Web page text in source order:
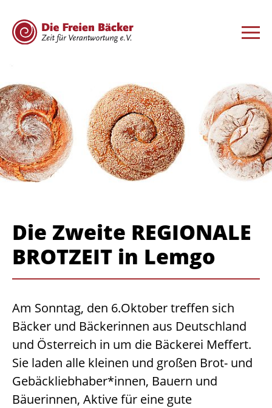
Die Zweite REGIONALE
BROTZEIT in Lemgo
Am Sonntag, den 6.Oktober treffen sich
Bäcker und Bäckerinnen aus Deutschland
und Österreich in um die Bäckerei Meffert.
Sie laden alle kleinen und großen Brot- und
Gebäckliebhaber*innen, Bauern und
Bäuerinnen, Aktive für eine gute